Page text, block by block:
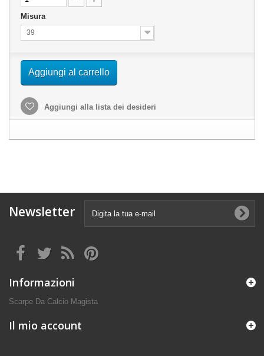
Misura
39
Aggiungi al carrello
Aggiungi alla lista dei desideri
Newsletter
Informazioni
Scarpe Da Calcio Magista
Il mio account